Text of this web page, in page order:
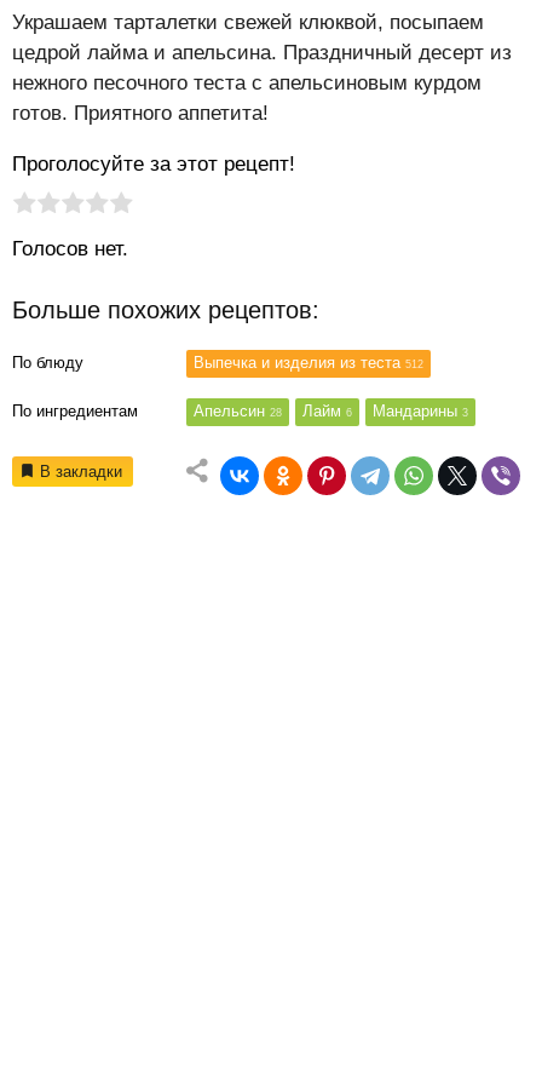
Украшаем тарталетки свежей клюквой, посыпаем
цедрой лайма и апельсина. Праздничный десерт из
нежного песочного теста с апельсиновым курдом
готов. Приятного аппетита!
Проголосуйте за этот рецепт!
Рейтинг статьи:
Голосов нет.
Больше похожих рецептов:
По блюду Выпечка и изделия из теста 512
По ингредиентам Апельсин 28 Лайм 6 Мандарины 3
В закладки